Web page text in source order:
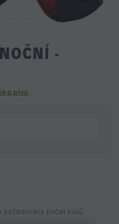
-
o pivu
počet kusů.